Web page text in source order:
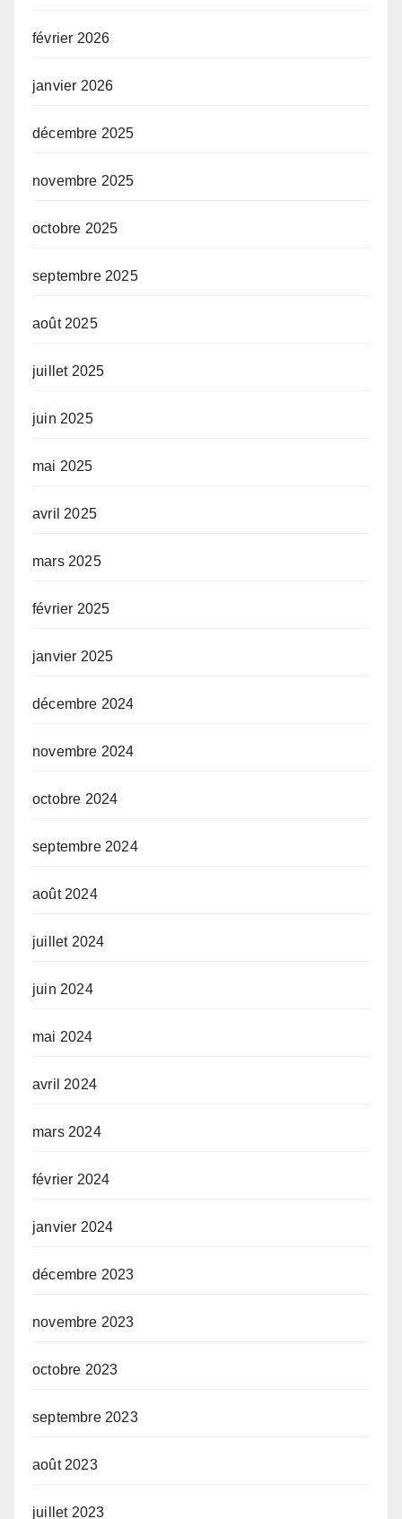
février 2026
janvier 2026
décembre 2025
novembre 2025
octobre 2025
septembre 2025
août 2025
juillet 2025
juin 2025
mai 2025
avril 2025
mars 2025
février 2025
janvier 2025
décembre 2024
novembre 2024
octobre 2024
septembre 2024
août 2024
juillet 2024
juin 2024
mai 2024
avril 2024
mars 2024
février 2024
janvier 2024
décembre 2023
novembre 2023
octobre 2023
septembre 2023
août 2023
juillet 2023